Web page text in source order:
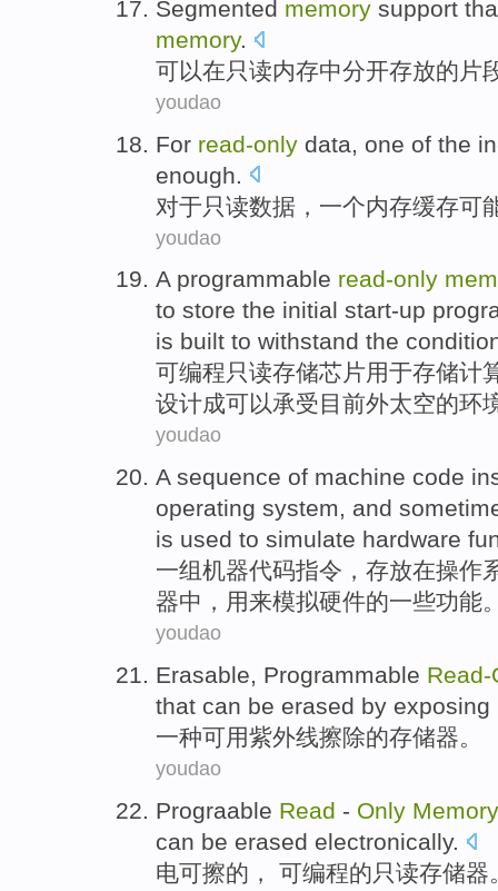
Segmented memory support
memory.
可以在只读内存中分开存放的 片
youdao
For read-only data one of the
enough
对于 只读数据 ， 一个内存缓存可
youdao
A programmable read-only
to store the initial start-up
is built to withstand the
可编程只读存储芯片用于存储计
设计成可以承受目前外太空的环
youdao
A sequence of machine code
operating system, and
is used to simulate hardware
一组机器代码指令 ， 存放在操作
器中 ， 用来模拟硬件的一些功能
youdao
Erasable, Programmable Read-
that can be erased by
一种可用紫外线擦除的存储器。
youdao
Prograable Read - Only Memory
can be erased electronically.
电可擦的， 可编程的只读存储器